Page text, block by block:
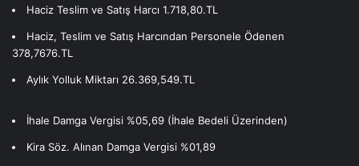
Haciz Teslim ve Satış Harcı 1.718,80.TL
Haciz, Teslim ve Satış Harcından Personele Ödenen
378,7676.TL
Aylık Yolluk Miktarı 26.369,549.TL
İhale Damga Vergisi %05,69 (İhale Bedeli Üzerinden)
Kira Söz. Alınan Damga Vergisi %01,89